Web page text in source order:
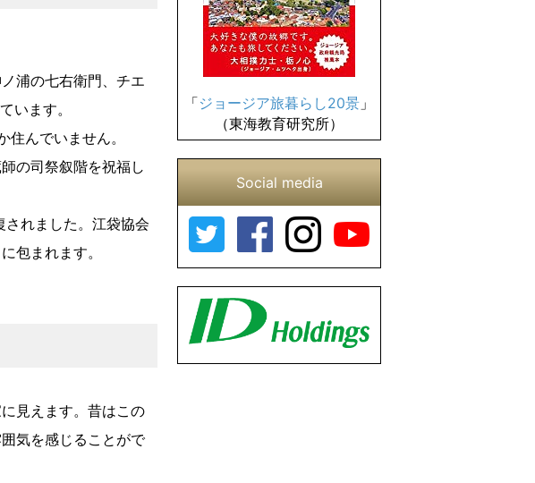
浦の七右衛門、チエ
います。
んでいません。
の司祭叙階を祝福し
れました。江袋協会
包まれます。
見えます。昔はこの
気を感じることがで
「 ジョージア旅暮らし20景 」
（東海教育研究所）
Social media